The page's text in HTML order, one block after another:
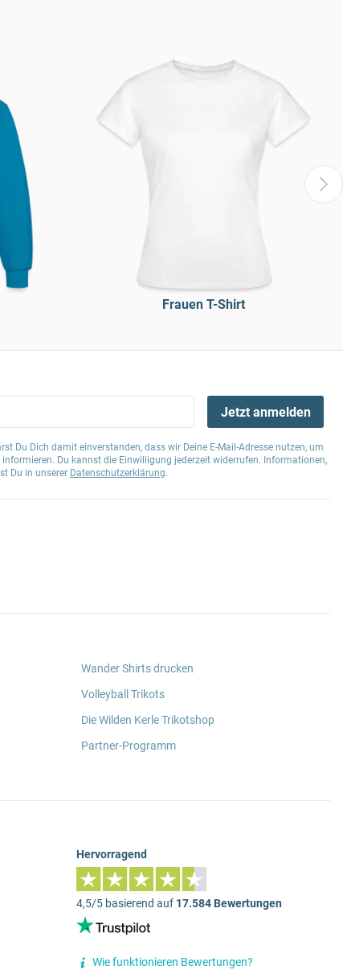
Frauen T-Shirt
Jetzt anmelden
Du Dich damit einverstanden, dass wir Deine E-Mail-Adresse nutzen, um
Du kannst die Einwilligung jederzeit widerrufen. Informationen,
Du in unserer Datenschutzerklärung.
Wander Shirts drucken
Volleyball Trikots
Die Wilden Kerle Trikotshop
Partner-Programm
Hervorragend
4,5/5 basierend auf 17.584 Bewertungen
Wie funktionieren Bewertungen?